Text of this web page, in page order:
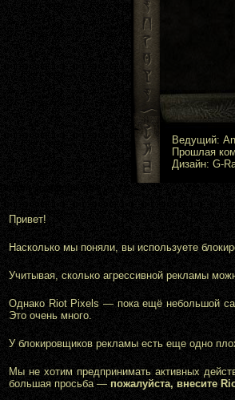
Ведущий:
Прошлая
Дизайн: G-
Привет!
Насколько мы поняли, вы используете
Учитывая, сколько агрессивной рекламы
Однако Riot Pixels — пока ещё небольшой
Это очень много.
У блокировщиков рекламы есть еще одно
Мы не хотим предпринимать активных
большая просьба — пожалуйста, внесите